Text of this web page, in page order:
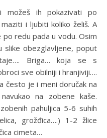
i ljubiti koliko želiš. A
redu pada u vodu. Osim
slike obezglavljene, poput
Briga… koja se s
sve obilniji i hranjiviji….
često je i meni doručak na
na zobene kaše.
pahuljica 5-6 suhih
grožđica….) 1-2 žlice
cimeta…